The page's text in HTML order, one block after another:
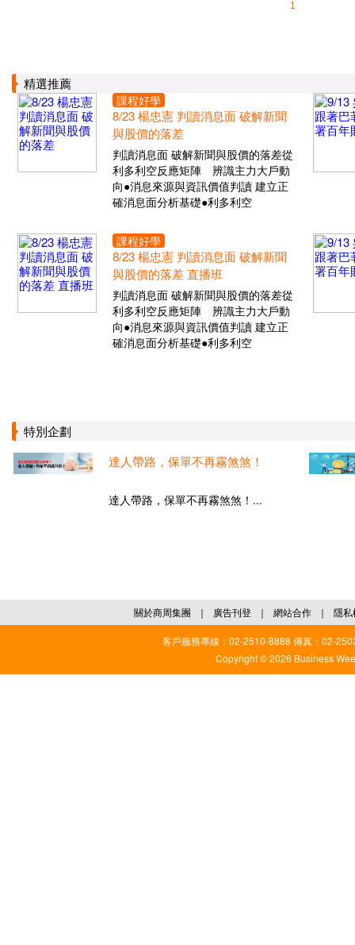
1
精選推薦
課程好學
8/23 楊忠憲 判讀消息面 破解新聞
與股價的落差
判讀消息面 破解新聞與股價的落差從
利多利空反應矩陣 辨識主力大戶動
向●消息來源與資訊價值判讀 建立正
確消息面分析基礎●利多利空
課程好學
8/23 楊忠憲 判讀消息面 破解新聞
與股價的落差 直播班
判讀消息面 破解新聞與股價的落差從
利多利空反應矩陣 辨識主力大戶動
向●消息來源與資訊價值判讀 建立正
確消息面分析基礎●利多利空
特別企劃
達人帶路，保單不再霧煞煞！
達人帶路，保單不再霧煞煞！...
關於商周集團 ｜ 廣告刊登 ｜ 網站合作 ｜ 隱私
客戶服務專線：02-2510-8888 傳真：02-
Copyright © 2026 Business